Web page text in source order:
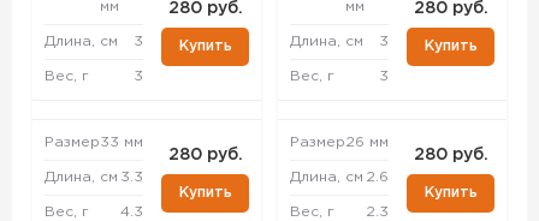
мм
Длина, см 3
Вес, г 3
280 руб.
Купить
Размер33 мм
Длина, см 3.3
Вес, г 4.3
280 руб.
Купить
мм
Длина, см 3
Вес, г 3
280 руб.
Купить
Размер26 мм
Длина, см 2.6
Вес, г 2.3
280 руб.
Купить